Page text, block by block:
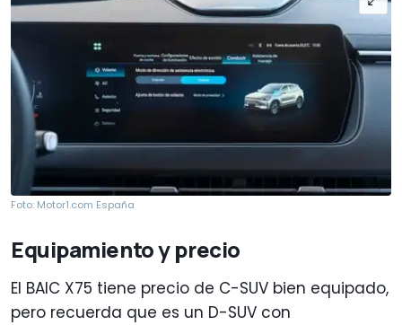
Foto: Motor1.com España
Equipamiento y precio
El BAIC X75 tiene precio de C-SUV bien equipado,
pero recuerda que es un D-SUV con